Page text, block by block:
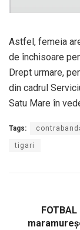
Astfel, femeia
de închisoare
Drept urmare,
din cadrul
Satu Mare în
Tags:
tigari